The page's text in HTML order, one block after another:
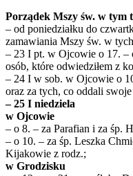
Porządek Mszy św. w tym
– od poniedziałku do
zamawiania Mszy św. w
– 23 I pt. w Ojcowie o 17. –
osób, które odwiedziłem z
– 24 I w sob. w Ojcowie o
oraz za tych, co oddali
– 25 I niedziela
w Ojcowie
– o 8. – za Parafian i za śp.
– o 10. – za śp. Leszka
Kijakowie z rodz.;
w Grodzisku